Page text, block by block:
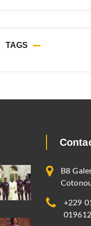
TAGS
B8
+229